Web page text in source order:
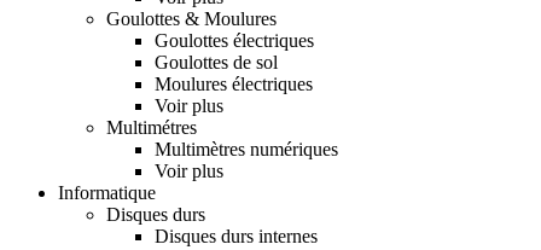
Goulottes & Moulures
Goulottes électriques
Goulottes de sol
Moulures électriques
Voir plus
Multimétres
Multimètres numériques
Voir plus
Informatique
Disques durs
Disques durs internes